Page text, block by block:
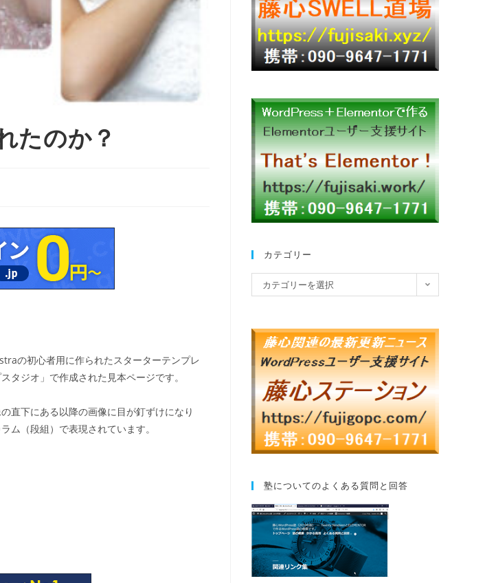
たのか？
の初心者用に作られたスターターテンプレ
タジオ」で作成された見本ページです。
直下にある以降の画像に目が釘ずけになり
ム（段組）で表現されています。
カテゴリー
カテゴリーを選択
塾についてのよくある質問と回答